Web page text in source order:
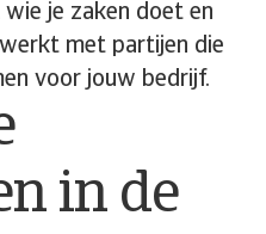
je zaken doet en
met partijen die
voor jouw bedrijf.
in de